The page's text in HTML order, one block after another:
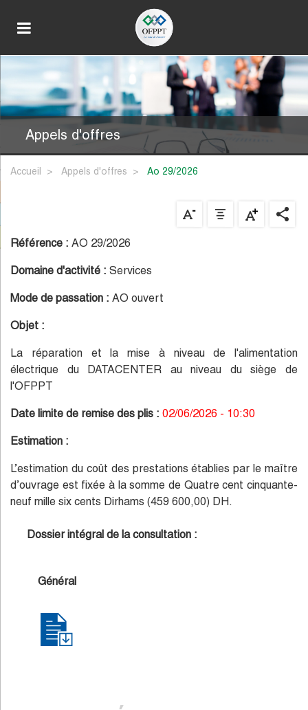
Appels d'offres
Accueil Appels d'offres ao 29/2026
Référence : AO 29/2026
Domaine d'activité : Services
Mode de passation : AO ouvert
Objet :
La réparation et la mise à niveau de l'alimentation
électrique du DATACENTER au niveau du siège de
l'OFPPT
Date limite de remise des plis : 02/06/2026 - 10:30
Estimation :
L’estimation du coût des prestations établies par le maître
d’ouvrage est fixée à la somme de Quatre cent cinquante-
neuf mille six cents Dirhams (459 600,00) DH.
Dossier intégral de la consultation :
Général